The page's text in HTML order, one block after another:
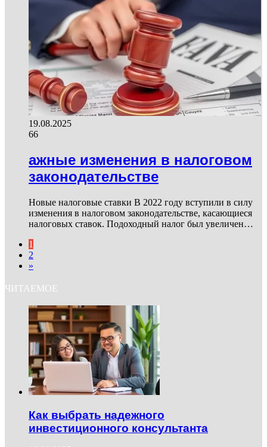
19.08.2025
66
ажные изменения в налоговом
законодательстве
Новые налоговые ставки В 2022 году вступили в силу
изменения в налоговом законодательстве, касающиеся
налоговых ставок. Подоходный налог был увеличен…
1
2
»
ЧИТАЕМОЕ
Как выбрать надежного
инвестиционного консультанта